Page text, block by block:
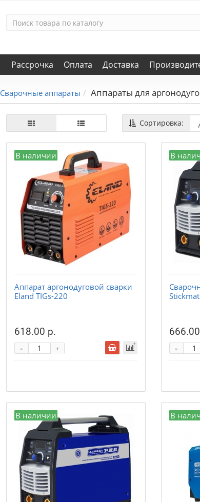
Рассрочка Оплата Доставка
Сварочные аппараты Аппараты для
Сортировка:
В наличии
Аппарат аргонодуговой сварки
Eland TIGs-220
618.00 р.
+
-
В
-
В наличии В